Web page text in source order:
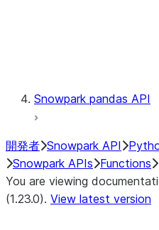
Snowpark pandas API
開発者 Snowpark API
Snowpark APIs Functions
You are viewing
(1.23.0). View latest version